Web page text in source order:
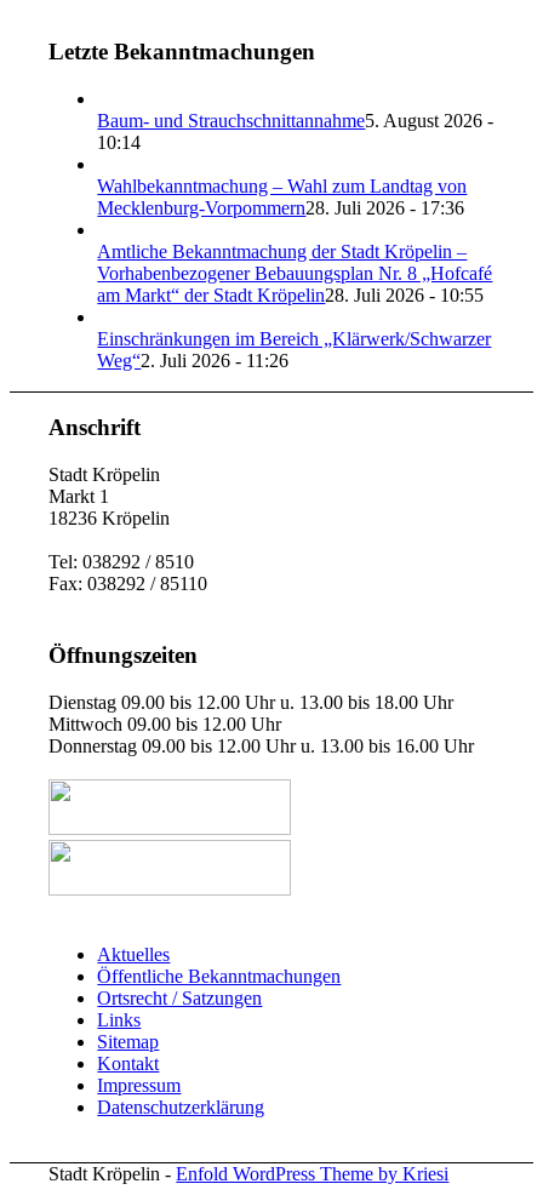
Letzte Bekanntmachungen
Baum- und Strauchschnittannahme5. August 2026 -
10:14
Wahlbekanntmachung – Wahl zum Landtag von
Mecklenburg-Vorpommern28. Juli 2026 - 17:36
Amtliche Bekanntmachung der Stadt Kröpelin –
Vorhabenbezogener Bebauungsplan Nr. 8 „Hofcafé
am Markt“ der Stadt Kröpelin28. Juli 2026 - 10:55
Einschränkungen im Bereich „Klärwerk/Schwarzer
Weg“2. Juli 2026 - 11:26
Anschrift
Stadt Kröpelin
Markt 1
18236 Kröpelin
Tel: 038292 / 8510
Fax: 038292 / 85110
Öffnungszeiten
Dienstag 09.00 bis 12.00 Uhr u. 13.00 bis 18.00 Uhr
Mittwoch 09.00 bis 12.00 Uhr
Donnerstag 09.00 bis 12.00 Uhr u. 13.00 bis 16.00 Uhr
Aktuelles
Öffentliche Bekanntmachungen
Ortsrecht / Satzungen
Links
Sitemap
Kontakt
Impressum
Datenschutzerklärung
Stadt Kröpelin -Enfold WordPress Theme by Kriesi